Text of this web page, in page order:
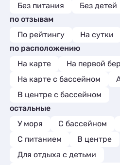
Без питания
Без детей
по отзывам
По рейтингу
На сутки
по расположению
На карте
На первой
На карте с бассейном
В центре с бассейном
остальные
У моря
С бассейном
С питанием
В центре
Для отдыха с детьми